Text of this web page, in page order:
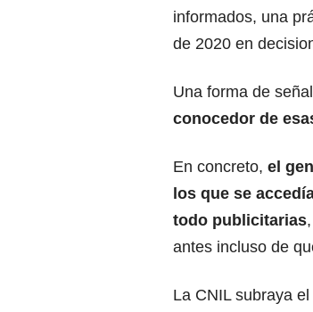
informados, una
de 2020 en
Una forma de
conocedor de
En concreto, el
los que se
todo publicitarias
antes incluso de
La CNIL subraya